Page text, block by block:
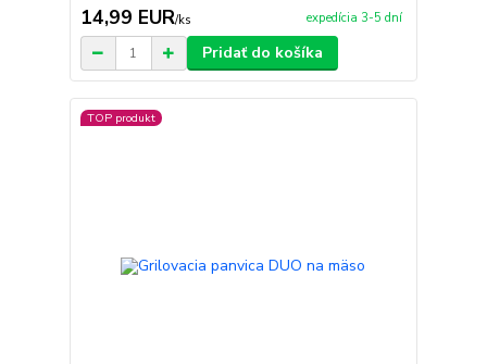
14,99 EUR/ks expedícia 3-5 dní
Pridať do košíka
TOP produkt